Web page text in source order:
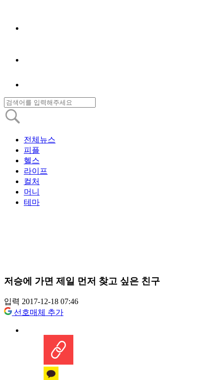
전체뉴스
피플
헬스
라이프
컬처
머니
테마
저승에 가면 제일 먼저 찾고 싶은 친구
입력 2017-12-18 07:46
선호매체 추가